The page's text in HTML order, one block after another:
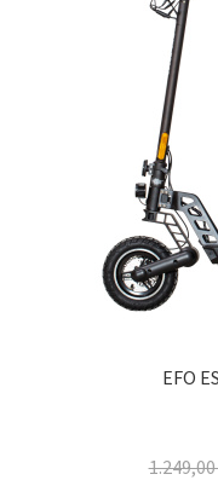
EFO
1.249,00